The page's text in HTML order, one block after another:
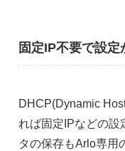
固定IP不要で設定
DHCP(Dynamic
れば固定IPなどの設
タの保存もArlo専用